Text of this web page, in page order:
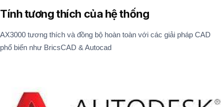
Tính tương thích của hệ thống
AX3000 tương thích và đồng bộ hoàn toàn với các giải pháp CAD
phổ biến như BricsCAD & Autocad